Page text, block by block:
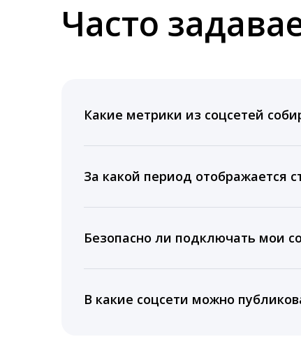
Часто
Какие метрики из соцсетей
время для публикации, показываем
За какой период отображается
подключении тарифа Блогер. При
5 лет.
Безопасно ли подключать мои
информацию третьим лицам.
В какие соцсети можно